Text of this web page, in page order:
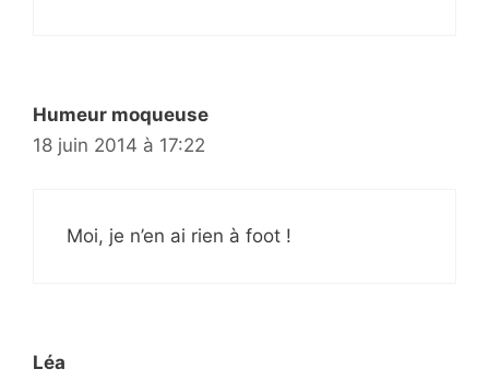
Humeur moqueuse
18 juin 2014 à 17:22
Moi, je n’en ai rien à foot !
Léa